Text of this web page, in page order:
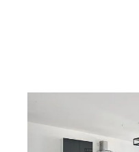
82,28 m
, 4 pièces
Ref : 2061